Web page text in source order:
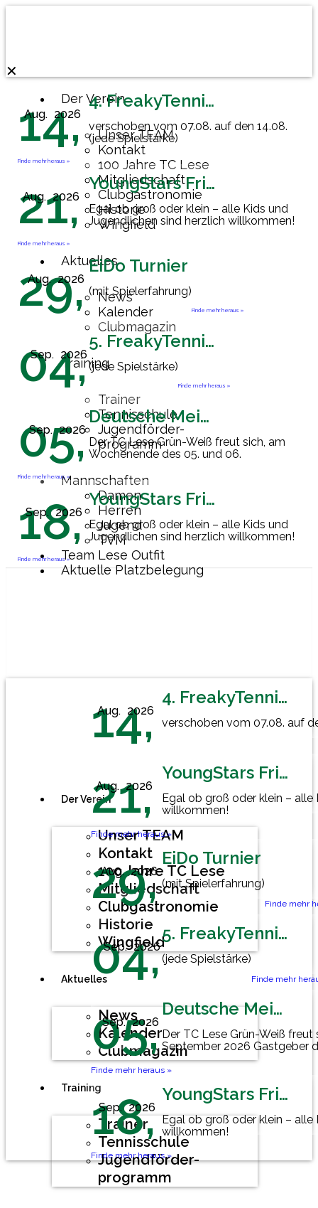
✕
Der Verein
Unser TEAM
Kontakt
100 Jahre TC Lese
Mitgliedschaft
Clubgastronomie
Historie
Wingfield
Aktuelles
News
Kalender
Clubmagazin
Training
Trainer
Tennisschule
Jugendförder-
programm
Mannschaften
Damen
Herren
Jugend
TVM
Team Lese Outfit
Aktuelle Platzbelegung
Aug.
14,
2026
4. FreakyTennisFriday
verschoben vom 07.08. auf den 14.08.
(jede Spielstärke)
Finde mehr heraus »
Aug.
21,
2026
YoungStars Friday
Egal ob groß oder klein – alle Kids und
Jugendlichen sind herzlich willkommen!
Finde mehr heraus »
Aug.
29,
2026
EiDo Turnier
(mit Spielerfahrung)
Finde mehr heraus »
Sep.
04,
2026
5. FreakyTennisFriday
(jede Spielstärke)
Finde mehr heraus »
Sep.
05,
2026
Deutsche Meisterschaft Herren 60
Der TC Lese Grün-Weiß freut sich, am
Wochenende des 05. und 06.
Endrunde zur Deutschen
Mannschaftsmeisterschaft der Herren
60 zu sein. Ab[…]
Finde mehr heraus »
Sep.
18,
2026
YoungStars Friday
Egal ob groß oder klein – alle Kids und
Jugendlichen sind herzlich willkommen!
Finde mehr heraus »
Der Verein
Unser TEAM
Kontakt
100 Jahre TC Lese
Mitgliedschaft
Clubgastronomie
Historie
Wingfield
Aktuelles
News
Kalender
Clubmagazin
Training
Trainer
Tennisschule
Jugendförder-
programm
Aug.
14,
2026
4. FreakyTennisFriday
verschoben vom 07.08. auf
Aug.
21,
2026
YoungStars Friday
Egal ob groß oder klein –
willkommen!
Finde mehr heraus »
Aug.
29,
2026
EiDo Turnier
(mit Spielerfahrung)
Finde mehr
Sep.
04,
2026
5. FreakyTennisFriday
(jede Spielstärke)
Finde mehr
Sep.
05,
2026
Deutsche Meisterschaft Herren 60
Der TC Lese Grün-Weiß
September 2026 Gastgeber
Mannschaftsmeisterschaft
Finde mehr heraus »
Sep.
18,
2026
YoungStars Friday
Egal ob groß oder klein –
willkommen!
Finde mehr heraus »